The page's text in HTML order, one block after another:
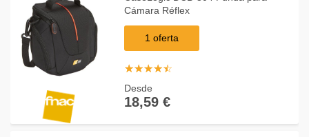
Cámara Réflex
1 oferta
☆☆☆☆☆
★★★★★
Desde
18,59 €